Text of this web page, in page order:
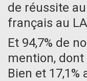
de réussite
français au
Et 94,7% de
mention, dont
Bien et